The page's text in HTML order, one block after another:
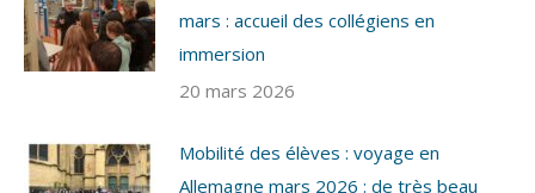
mars : accueil des collégiens en
immersion
20 mars 2026
Mobilité des élèves : voyage en
Allemagne mars 2026 : de très beau